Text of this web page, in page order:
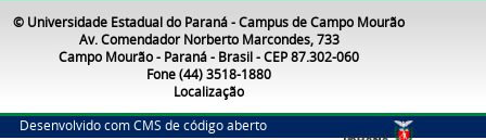
© Universidade Estadual do Paraná - Campus de Campo Mourão
Av. Comendador Norberto Marcondes, 733
Campo Mourão - Paraná - Brasil - CEP 87.302-060
Fone (44) 3518-1880
Localização
Desenvolvido com CMS de código aberto